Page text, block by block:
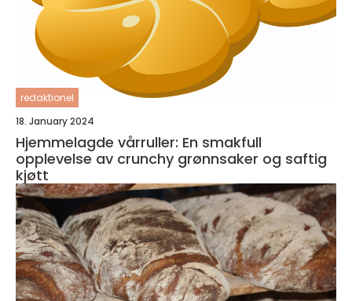
redaktionel
18. January 2024
Hjemmelagde vårruller: En smakfull
opplevelse av crunchy grønnsaker og saftig
kjøtt